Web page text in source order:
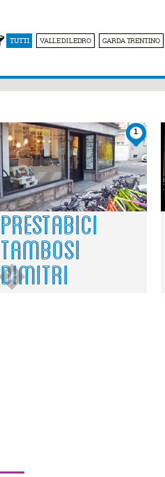
TUTTI VALLE DI LEDRO GARDA TRENTINO
1
PRESTABICI
TAMBOSI
DIMITRI